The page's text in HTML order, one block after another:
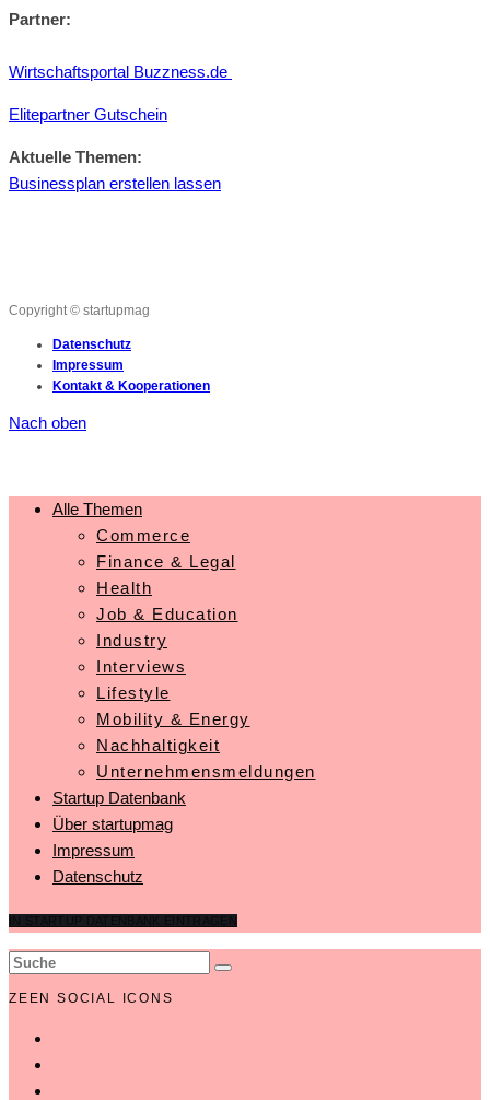
Partner:
Wirtschaftsportal Buzzness.de
Elitepartner Gutschein
Aktuelle Themen:
Businessplan erstellen lassen
Copyright © startupmag
Datenschutz
Impressum
Kontakt & Kooperationen
Nach oben
Alle Themen
Commerce
Finance & Legal
Health
Job & Education
Industry
Interviews
Lifestyle
Mobility & Energy
Nachhaltigkeit
Unternehmensmeldungen
Startup Datenbank
Über startupmag
Impressum
Datenschutz
ZEEN SOCIAL ICONS